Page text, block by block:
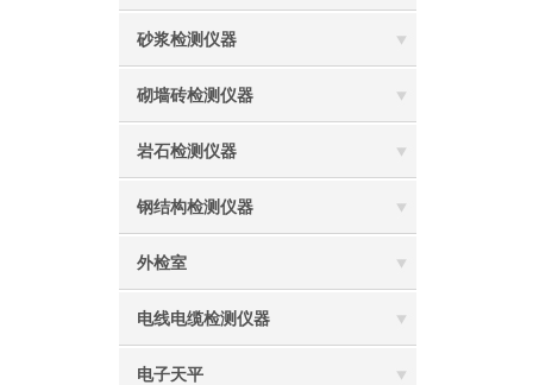
砂浆检测仪器
砌墙砖检测仪器
岩石检测仪器
钢结构检测仪器
外检室
电线电缆检测仪器
电子天平